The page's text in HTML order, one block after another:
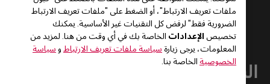
ملفات تعريف الارتباط"، أو الضغط على "ملفات تعريف الارتباط
الضرورية فقط" لرفض كل التقنيات غير الأساسية. يمكنك
تخصيصالإعداداتالخاصة بك في أي وقت من هنا. لمزيد من
المعلومات، يرجى زيارةسياسة ملفات تعريف الارتباط وسياسة
الخصوصيةالخاصة بنا.
المتوافقة